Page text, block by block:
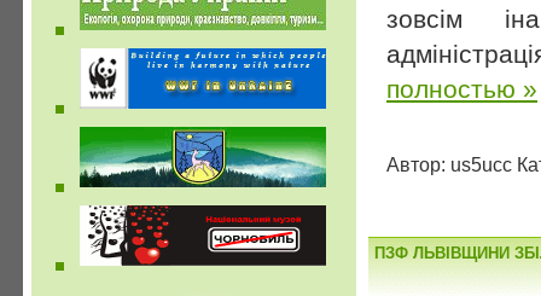
зовсім
полностью »
Автор: us5ucc
ПЗФ ЛЬВІВЩИНИ